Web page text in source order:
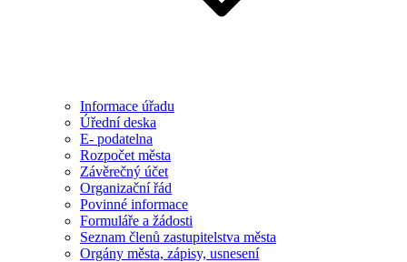
Informace úřadu
Úřední deska
E- podatelna
Rozpočet města
Závěrečný účet
Organizační řád
Povinné informace
Formuláře a žádosti
Seznam členů zastupitelstva města
Orgány města, zápisy, usnesení